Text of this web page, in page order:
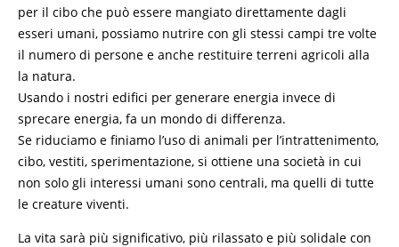
per il cibo che può essere mangiato direttamente dagli
esseri umani, possiamo nutrire con gli stessi campi tre volte
il numero di persone e anche restituire terreni agricoli alla
la natura.
Usando i nostri edifici per generare energia invece di
sprecare energia, fa un mondo di differenza.
Se riduciamo e finiamo l’uso di animali per l’intrattenimento,
cibo, vestiti, sperimentazione, si ottiene una società in cui
non solo gli interessi umani sono centrali, ma quelli di tutte
le creature viventi.
La vita sarà più significativo, più rilassato e più solidale con